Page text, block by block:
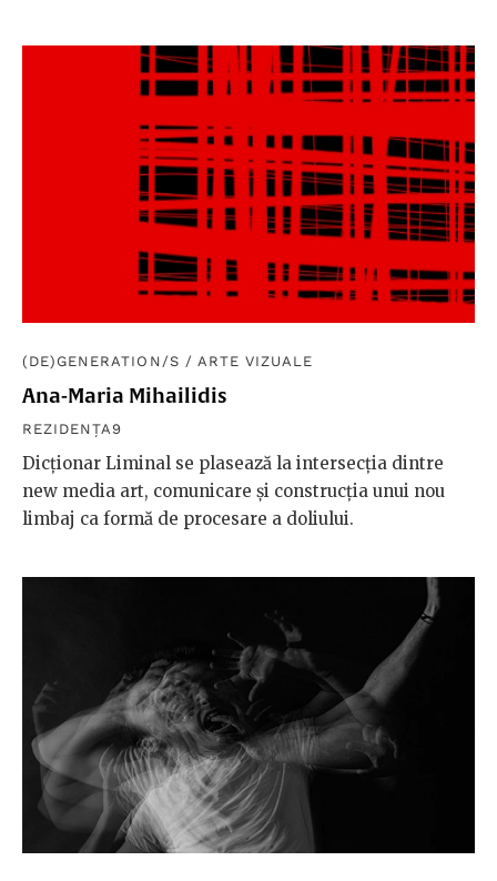
(DE)GENERATION/S / ARTE VIZUALE
Ana-Maria Mihailidis
REZIDENȚA9
Dicționar Liminal se plasează la intersecția dintre
new media art, comunicare și construcția unui nou
limbaj ca formă de procesare a doliului.